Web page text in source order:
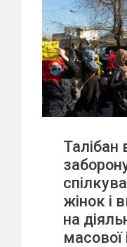
Талібан
жінок і
на
масової